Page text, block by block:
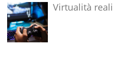
Virtualità reali